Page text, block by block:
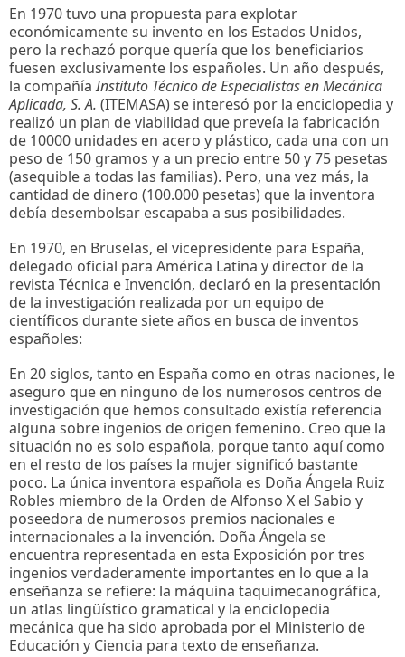
En 1970 tuvo una propuesta para explotar
económicamente su invento en los Estados Unidos,
pero la rechazó porque quería que los beneficiarios
fuesen exclusivamente los españoles. Un año después,
la compañíaInstituto Técnico de Especialistas en Mecánica
Aplicada, S. A. (ITEMASA) se interesó por la enciclopedia y
realizó un plan de viabilidad que preveía la fabricación
de 10000 unidades en acero y plástico, cada una con un
peso de 150 gramos y a un precio entre 50 y 75 pesetas
(asequible a todas las familias). Pero, una vez más, la
cantidad de dinero (100.000 pesetas) que la inventora
debía desembolsar escapaba a sus posibilidades.
En 1970, en Bruselas, el vicepresidente para España,
delegado oficial para América Latina y director de la
revista Técnica e Invención, declaró en la presentación
de la investigación realizada por un equipo de
científicos durante siete años en busca de inventos
españoles:
En 20 siglos, tanto en España como en otras naciones, le
aseguro que en ninguno de los numerosos centros de
investigación que hemos consultado existía referencia
alguna sobre ingenios de origen femenino. Creo que la
situación no es solo española, porque tanto aquí como
en el resto de los países la mujer significó bastante
poco. La única inventora española es Doña Ángela Ruiz
Robles miembro de la Orden de Alfonso X el Sabio y
poseedora de numerosos premios nacionales e
internacionales a la invención. Doña Ángela se
encuentra representada en esta Exposición por tres
ingenios verdaderamente importantes en lo que a la
enseñanza se refiere: la máquina taquimecanográfica,
un atlas lingüístico gramatical y la enciclopedia
mecánica que ha sido aprobada por el Ministerio de
Educación y Ciencia para texto de enseñanza.